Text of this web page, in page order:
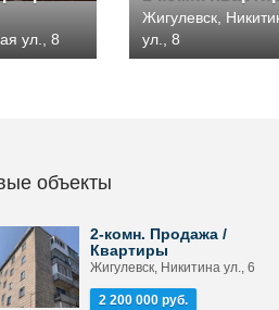
ул., 8
Жигулевск,
ул., 8
объекты
2-комн. Продажа /
Квартиры
Жигулевск, Никитина ул., 6
2 200 000 руб.